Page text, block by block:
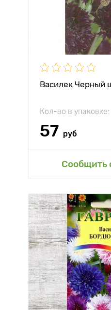
Василек Черный
Кол-во в упаковке:
57 руб
Сообщить